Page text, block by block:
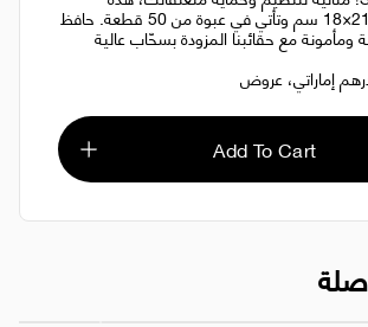
الحقائب مقاس 21×18 سم وتأتي في عبوة من 50 قطعة. حافظ
مع حقائبنا المزودة بسحّاب عالية
إماراتي، عروض
Add To Cart
30 كيس